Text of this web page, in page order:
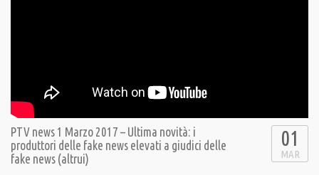
PTV news 1 Marzo 2017 – Ultima novità: i
produttori delle fake news elevati a giudici delle
fake news (altrui)
01
MAR